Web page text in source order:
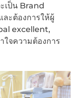
เป็น Brand
ละต้องการให้ผู้
excellent,
ใจความต้องการ